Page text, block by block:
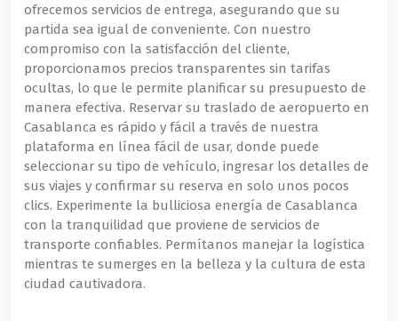
ofrecemos servicios de entrega, asegurando que su
partida sea igual de conveniente. Con nuestro
compromiso con la satisfacción del cliente,
proporcionamos precios transparentes sin tarifas
ocultas, lo que le permite planificar su presupuesto de
manera efectiva. Reservar su traslado de aeropuerto en
Casablanca es rápido y fácil a través de nuestra
plataforma en línea fácil de usar, donde puede
seleccionar su tipo de vehículo, ingresar los detalles de
sus viajes y confirmar su reserva en solo unos pocos
clics. Experimente la bulliciosa energía de Casablanca
con la tranquilidad que proviene de servicios de
transporte confiables. Permítanos manejar la logística
mientras te sumerges en la belleza y la cultura de esta
ciudad cautivadora.